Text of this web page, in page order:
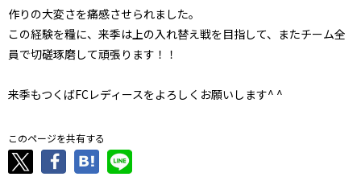
作りの大変さを痛感させられました。
この経験を糧に、来季は上の入れ替え戦を目指して、またチーム全
員で切磋琢磨して頑張ります！！
来季もつくばFCレディースをよろしくお願いします^ ^
このページを共有する